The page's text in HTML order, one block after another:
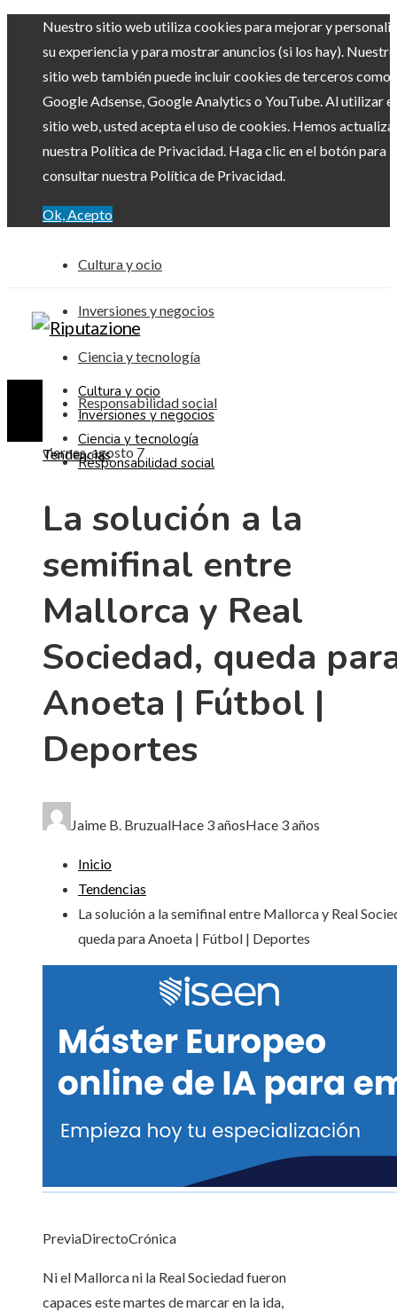
Nuestro sitio web utiliza cookies para mejorar y
su experiencia y para mostrar anuncios (si los hay). Nuestro
sitio web también puede incluir cookies de terceros como
Google Adsense, Google Analytics o YouTube. Al utilizar el
sitio web, usted acepta el uso de cookies. Hemos
nuestra Política de Privacidad. Haga clic en el botón para
consultar nuestra Política de Privacidad.
Ok, Acepto
Cultura y ocio
Inversiones y negocios
Ciencia y tecnología
Responsabilidad social
viernes, agosto 7
Cultura y ocio
Inversiones y negocios
Ciencia y tecnología
Responsabilidad social
Tendencias
La solución a la
semifinal entre
Mallorca y Real
Sociedad, queda
Anoeta | Fútbol |
Deportes
Jaime B. BruzualHace 3 añosHace 3 años
Inicio
Tendencias
La solución a la semifinal entre Mallorca y Real
queda para Anoeta | Fútbol | Deportes
PreviaDirectoCrónica
Ni el Mallorca ni la Real Sociedad fueron
capaces este martes de marcar en la ida,